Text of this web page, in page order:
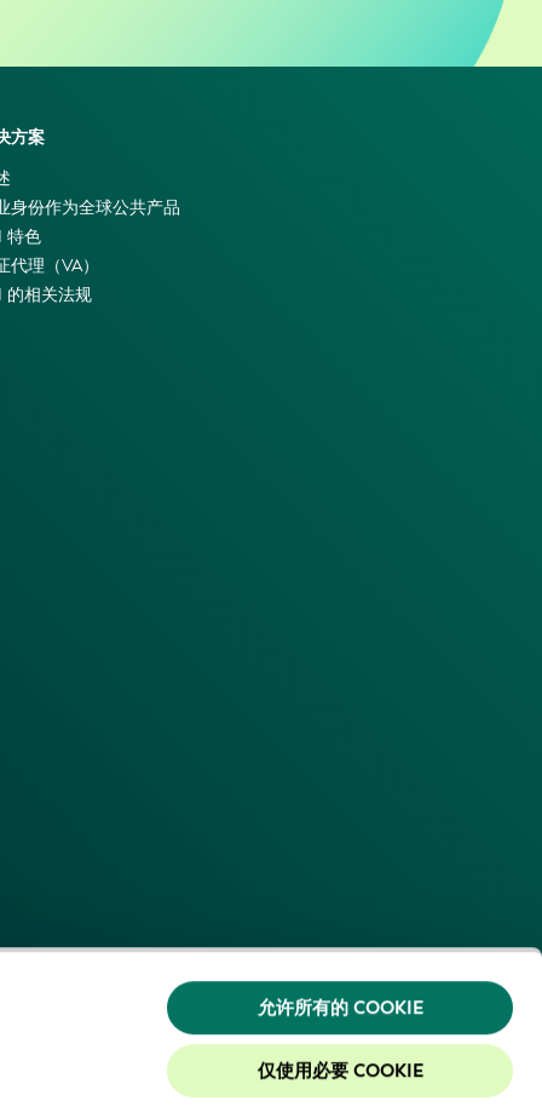
允许所有的 COOKIE
仅使用必要 COOKIE
方案
身份作为全球公共产品
特色
代理（VA）
的相关法规